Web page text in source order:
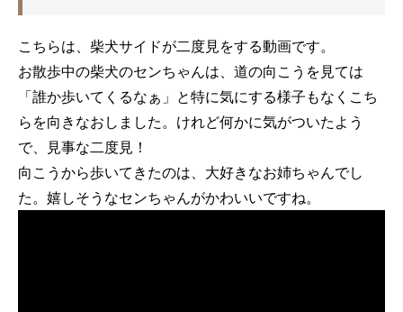
こちらは、柴犬サイドが二度見をする動画です。
お散歩中の柴犬のセンちゃんは、道の向こうを見ては
「誰か歩いてくるなぁ」と特に気にする様子もなくこち
らを向きなおしました。けれど何かに気がついたよう
で、見事な二度見！
向こうから歩いてきたのは、大好きなお姉ちゃんでし
た。嬉しそうなセンちゃんがかわいいですね。